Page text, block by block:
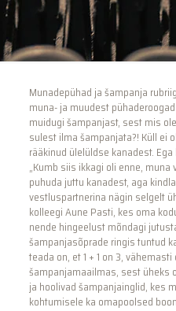
Munadepühad ja šampanja
muna- ja muudest
muidugi šampanjast, sest mis
sulest ilma šampanjata?! Küll ei
rääkinud ülelüldse kanadest.
„Kumb siis ikkagi oli enne, muna
puhuda juttu kanadest, aga
vestluspartnerina nägin selgelt
kolleegi Aune Pasti, kes oma
nende hingeelust mõndagi
šampanjasõprade ringis tuntud
teada on, et 1 + 1 on 3,
šampanjamaailmas, sest üheks
ja hoolivad šampanjainglid, kes
kohtumisele ka omapoolsed